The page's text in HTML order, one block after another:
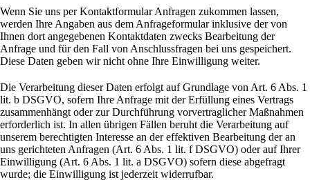
Wenn Sie uns per Kontaktformular Anfragen zukommen lassen,
werden Ihre Angaben aus dem Anfrageformular inklusive der von
Ihnen dort angegebenen Kontaktdaten zwecks Bearbeitung der
Anfrage und für den Fall von Anschlussfragen bei uns gespeichert.
Diese Daten geben wir nicht ohne Ihre Einwilligung weiter.
Die Verarbeitung dieser Daten erfolgt auf Grundlage von Art. 6 Abs. 1
lit. b DSGVO, sofern Ihre Anfrage mit der Erfüllung eines Vertrags
zusammenhängt oder zur Durchführung vorvertraglicher Maßnahmen
erforderlich ist. In allen übrigen Fällen beruht die Verarbeitung auf
unserem berechtigten Interesse an der effektiven Bearbeitung der an
uns gerichteten Anfragen (Art. 6 Abs. 1 lit. f DSGVO) oder auf Ihrer
Einwilligung (Art. 6 Abs. 1 lit. a DSGVO) sofern diese abgefragt
wurde; die Einwilligung ist jederzeit widerrufbar.